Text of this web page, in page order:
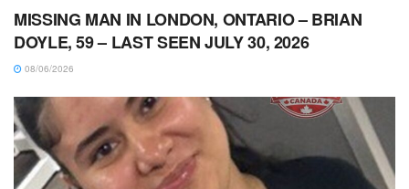
MISSING MAN IN LONDON, ONTARIO – BRIAN
DOYLE, 59 – LAST SEEN JULY 30, 2026
08/06/2026